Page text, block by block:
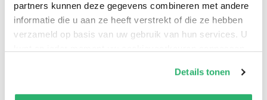
partners kunnen deze gegevens combineren met andere
informatie die u aan ze heeft verstrekt of die ze hebben
verzameld op basis van uw gebruik van hun services. U
Details tonen
0 |0